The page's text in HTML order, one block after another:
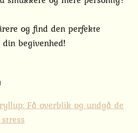
og find den perfekte
begivenhed!